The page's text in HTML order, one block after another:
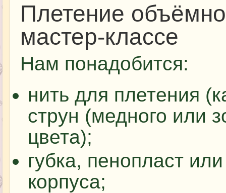
Плетение
мастер-классе
Нам понадобится:
нить для плетения
струн (медного или
цвета);
губка, пенопласт
корпуса;